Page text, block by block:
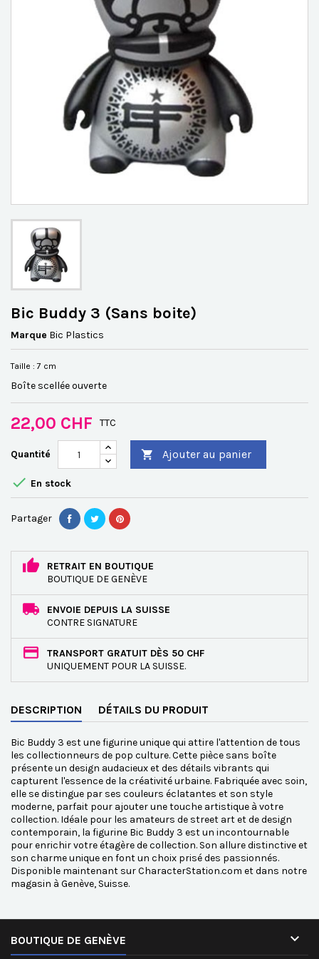
Bic Buddy 3 (Sans boite)
Marque Bic Plastics
Taille : 7 cm
Boîte scellée ouverte
22,00 CHF TTC
Quantité  Ajouter au panier
 En stock
Partager
RETRAIT EN BOUTIQUE
BOUTIQUE DE GENÈVE
ENVOIE DEPUIS LA SUISSE
CONTRE SIGNATURE
TRANSPORT GRATUIT DÈS 50 CHF
UNIQUEMENT POUR LA SUISSE.
DESCRIPTION DÉTAILS DU PRODUIT
Bic Buddy 3 est une figurine unique qui attire l'attention de tous
les collectionneurs de pop culture. Cette pièce sans boîte
présente un design audacieux et des détails vibrants qui
capturent l'essence de la créativité urbaine. Fabriquée avec soin,
elle se distingue par ses couleurs éclatantes et son style
moderne, parfait pour ajouter une touche artistique à votre
collection. Idéale pour les amateurs de street art et de design
contemporain, la figurine Bic Buddy 3 est un incontournable
pour enrichir votre étagère de collection. Son allure distinctive et
son charme unique en font un choix prisé des passionnés.
Disponible maintenant sur CharacterStation.com et dans notre
magasin à Genève, Suisse.
BOUTIQUE DE GENÈVE 